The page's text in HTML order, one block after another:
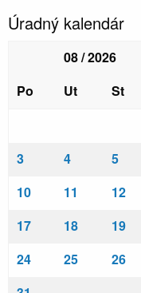
Úradný kalendár
08 / 2026
Po
Ut St
3
4 5
10
11 12
17
18 19
24
25 26